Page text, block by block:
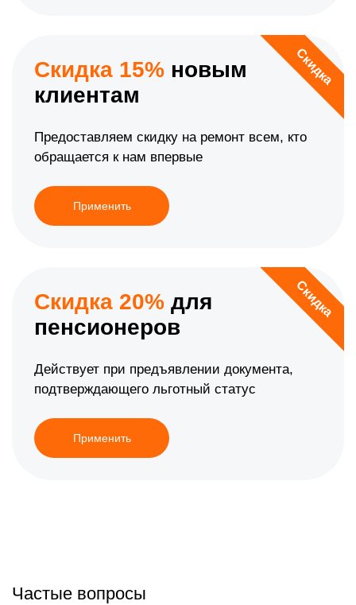
Скидка
Скидка 15% новым
клиентам
Предоставляем скидку на ремонт всем, кто
обращается к нам впервые
Применить
Скидка
Скидка 20% для
пенсионеров
Действует при предъявлении документа,
подтверждающего льготный статус
Применить
Частые вопросы